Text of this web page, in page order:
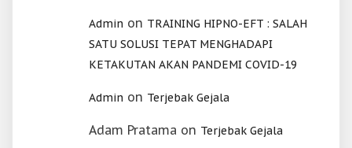
Admin on TRAINING HIPNO-EFT : SALAH
SATU SOLUSI TEPAT MENGHADAPI
KETAKUTAN AKAN PANDEMI COVID-19
Admin on Terjebak Gejala
Adam Pratama on Terjebak Gejala